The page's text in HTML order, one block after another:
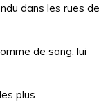
dans les rues de
de sang, lui
plus